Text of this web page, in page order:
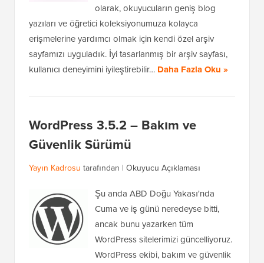
olarak, okuyucuların geniş blog
yazıları ve öğretici koleksiyonumuza kolayca
erişmelerine yardımcı olmak için kendi özel arşiv
sayfamızı uyguladık. İyi tasarlanmış bir arşiv sayfası,
kullanıcı deneyimini iyileştirebilir… Daha Fazla Oku »
WordPress 3.5.2 – Bakım ve
Güvenlik Sürümü
Yayın Kadrosu tarafından | Okuyucu Açıklaması
Şu anda ABD Doğu Yakası'nda
Cuma ve iş günü neredeyse bitti,
ancak bunu yazarken tüm
WordPress sitelerimizi güncelliyoruz.
WordPress ekibi, bakım ve güvenlik